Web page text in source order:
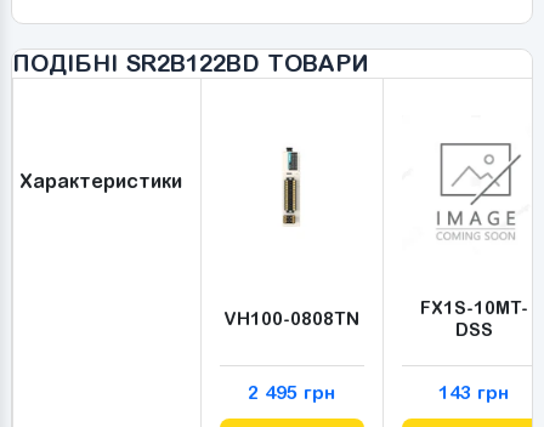
ПОДІБНІ SR2B122BD ТОВАРИ
Характеристики
VH100-0808TN
2 495 грн
FX1S-10MT-
DSS
143 грн